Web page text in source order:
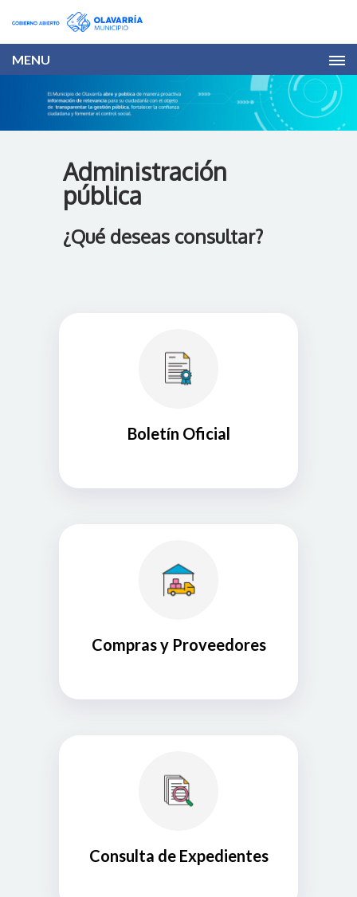
MENU
Administración
pública
¿Qué deseas consultar?
Boletín Oficial
Compras y Proveedores
Consulta de Expedientes